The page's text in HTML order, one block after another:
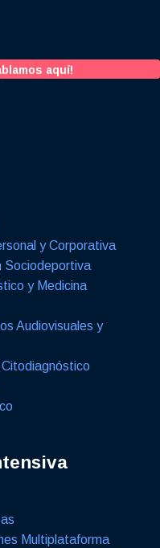
aquí!
y Corporativa
Sociodeportiva
y Medicina
Audiovisuales y
Multiplataforma